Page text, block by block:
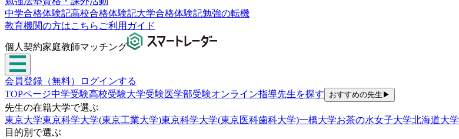
中学合格体験記高校合格体験記大学合格体験記勉強の転機
教育機関の方はこちら ご利用ガイド
個人契約家庭教師マッチング
会員登録（無料）
ログインする
TOPページ中学受験高校受験大学受験医学部受験オンライン指導先生を探す おすすめの先生 ▶
先生の在籍大学で選ぶ
東京大学東京科学大学(東京工業大学)東京科学大学(東京医科歯科大学)一橋大学お茶の水女子大学北海道大学
目的別で選ぶ